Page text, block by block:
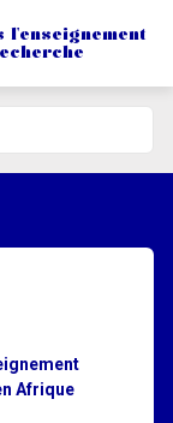
l'enseignement
Afrique